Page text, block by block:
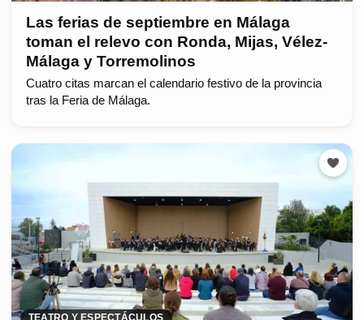
Las ferias de septiembre en Málaga
toman el relevo con Ronda, Mijas, Vélez-
Málaga y Torremolinos
Cuatro citas marcan el calendario festivo de la provincia
tras la Feria de Málaga.